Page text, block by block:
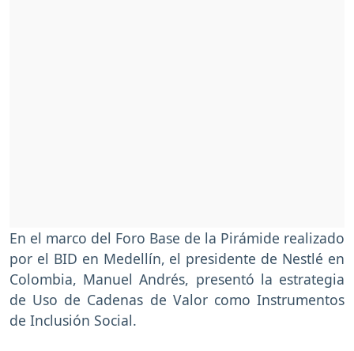
En el marco del Foro Base de la Pirámide realizado
por el BID en Medellín, el presidente de Nestlé en
Colombia, Manuel Andrés, presentó la estrategia
de Uso de Cadenas de Valor como Instrumentos
de Inclusión Social.